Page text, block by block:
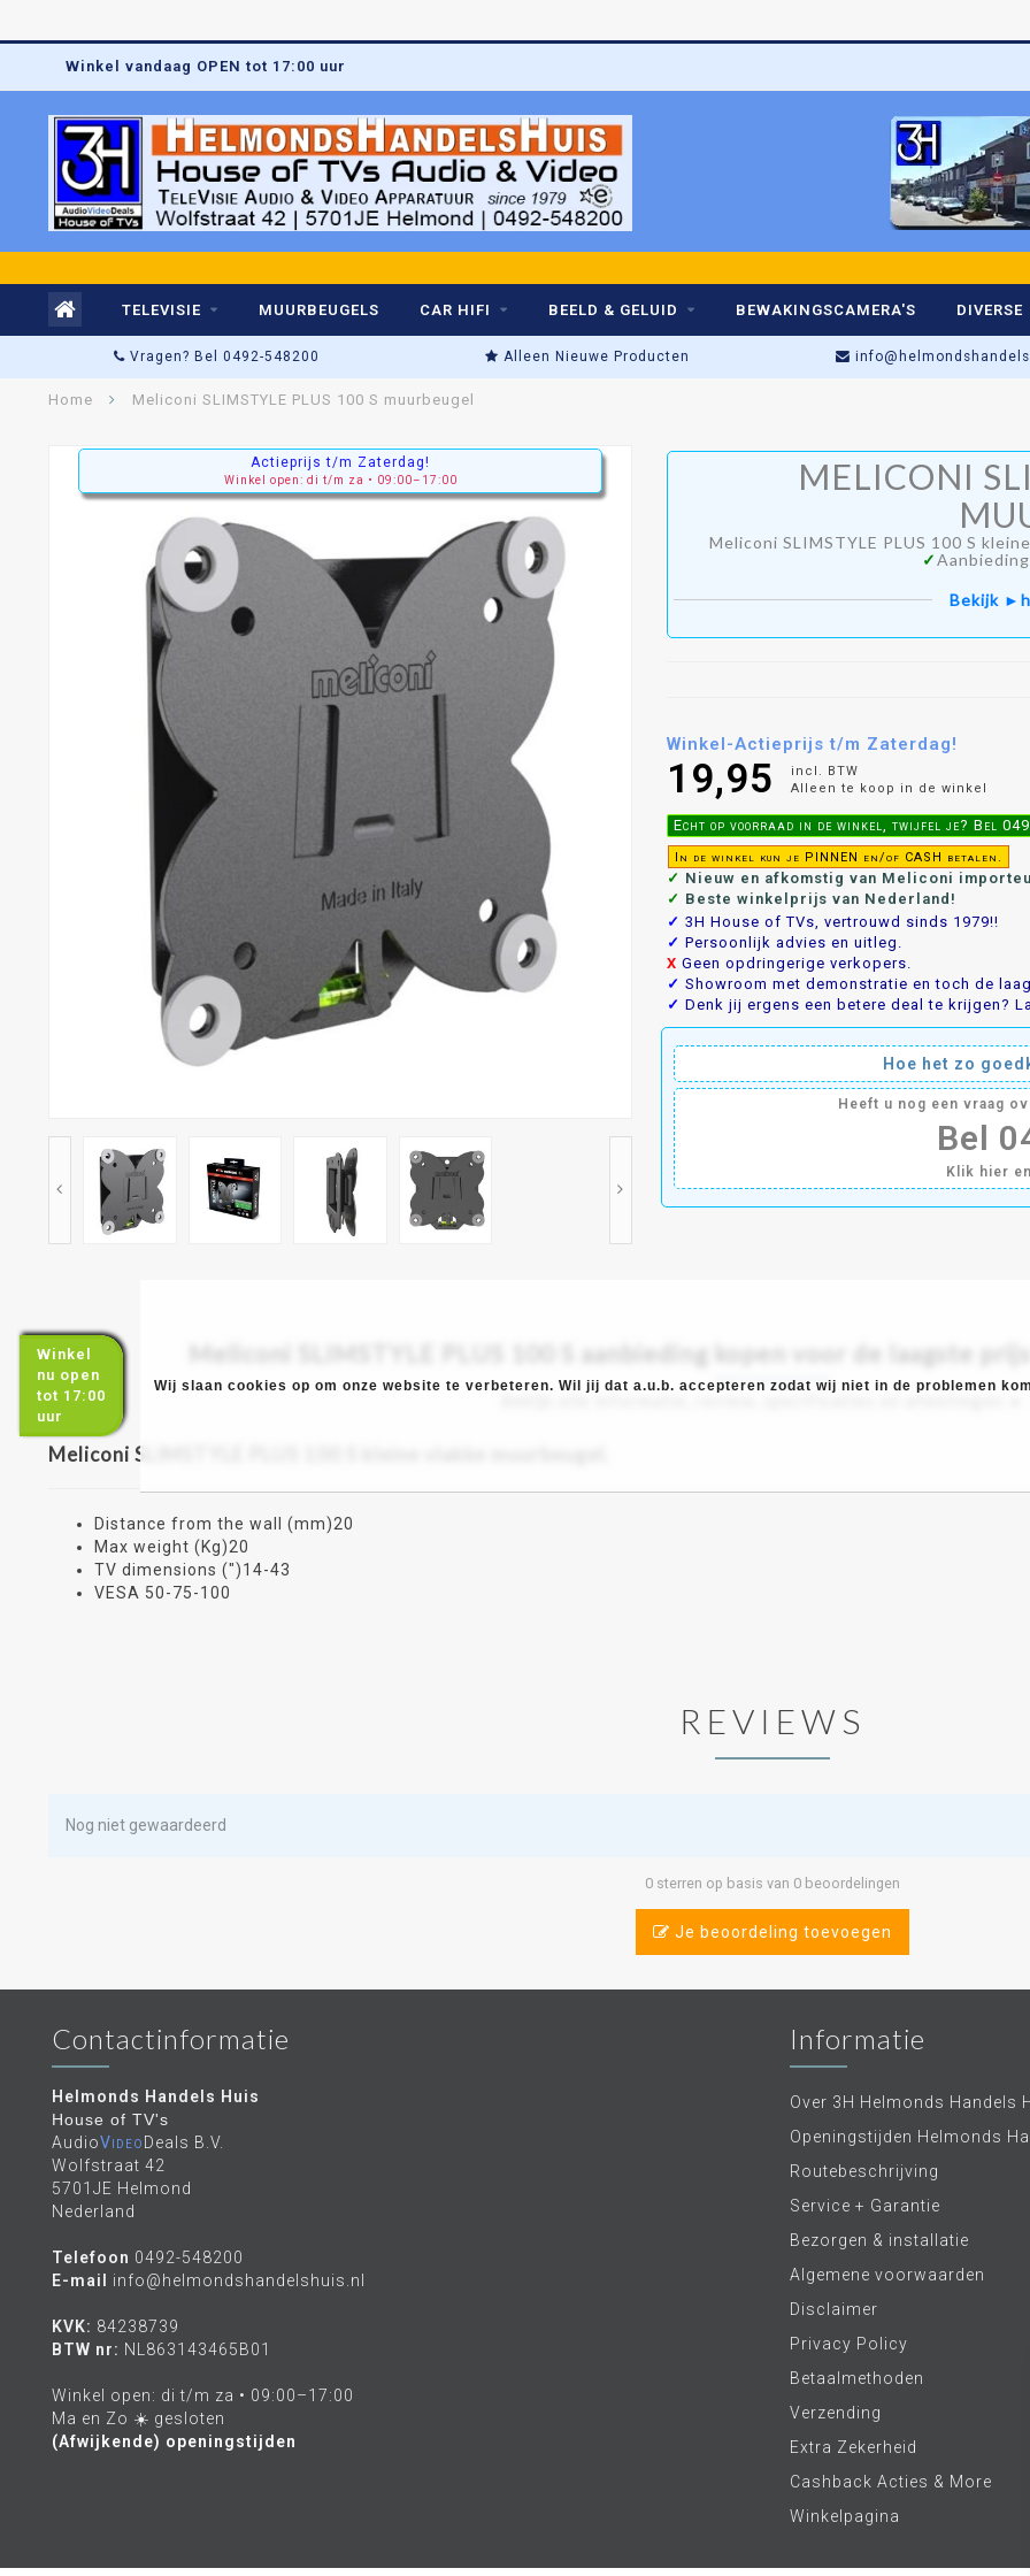
Winkel vandaag OPEN tot 17:00 uur
TELEVISIE MUURBEUGELS CAR HIFI BEELD & GELUID BEWAKINGSCAMERA'S DIVERSE
Vragen? Bel 0492-548200 Alleen Nieuwe Producten
Home Meliconi SLIMSTYLE PLUS 100 S muurbeugel
Actieprijs t/m Zaterdag!
Winkel open: di t/m za • 09:00–17:00
Actieprijs t/m Zaterdag!
Winkel open: di t/m za •
MELICONI
Meliconi SLIMSTYLE PLUS 100 S
✓
Bekijk
Winkel-Actieprijs t/m Zaterdag!
19,95
incl. BTW
Alleen te koop in de winkel
Echt op voorraad in de winkel, twijfel je? Bel
In de winkel kun je PINNEN en/of CASH betalen.
✓ Nieuw en afkomstig van Meliconi
✓ Beste winkelprijs van Nederland!
✓ 3H House of TVs, vertrouwd sinds 1979!!
✓ Persoonlijk advies en uitleg.
X Geen opdringerige verkopers.
✓ Showroom met demonstratie en toch de
✓ Denk jij ergens een betere deal te krijgen?
Hoe het zo
Heeft u nog een vraag
Bel
Klik hier
Meliconi SLIMSTYLE PLUS 100 S aanbieding kopen voor de laagste
Meliconi SLIMSTYLE PLUS 100 S kleine vlakke muurbeugel.
Distance from the wall (mm)20
Max weight (Kg)20
TV dimensions (")14-43
VESA 50-75-100
REVIEWS
Nog niet gewaardeerd
0 sterren op basis van 0 beoordelingen
Je beoordeling toevoegen
Winkel
nu open
tot 17:00
uur
Wij slaan cookies op om onze website te verbeteren. Wil jij dat a.u.b. accepteren zodat wij niet in de problemen
Contactinformatie
Helmonds Handels Huis
House of TV's
AudioVideoDeals B.V.
Wolfstraat 42
5701JE Helmond
Nederland
Telefoon 0492-548200
E-mail
info@helmondshandelshuis.nl
KVK: 84238739
BTW nr: NL863143465B01
Winkel open: di t/m za • 09:00–17:00
Ma en Zo ☀️ gesloten
(Afwijkende) openingstijden
Informatie
Over 3H Helmonds Handels
Openingstijden Helmonds
Routebeschrijving
Service + Garantie
Bezorgen & installatie
Algemene voorwaarden
Disclaimer
Privacy Policy
Betaalmethoden
Verzending
Extra Zekerheid
Cashback Acties & More
Winkelpagina